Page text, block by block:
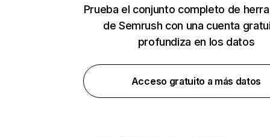
Prueba el conjunto completo de
de Semrush con una cuenta
profundiza en los datos
Acceso gratuito a más datos